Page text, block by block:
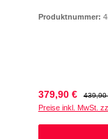
Produktnummer:
Verkaufspreis:
379,90 € 439,90
Preise inkl. MwSt.